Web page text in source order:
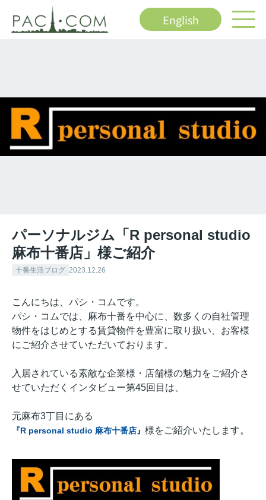
English
パーソナルジム「R personal studio
麻布十番店」様ご紹介
十番生活ブログ 2023.12.26
こんにちは、パシ・コムです。
パシ・コムでは、麻布十番を中心に、数多くの自社管理
物件をはじめとする賃貸物件を豊富に取り扱い、お客様
にご紹介させていただいております。
入居されている素敵な企業様・店舗様の魅力をご紹介さ
せていただくインタビュー第45回目は、
元麻布3丁目にある
『R personal studio 麻布十番店』 様をご紹介いたします。